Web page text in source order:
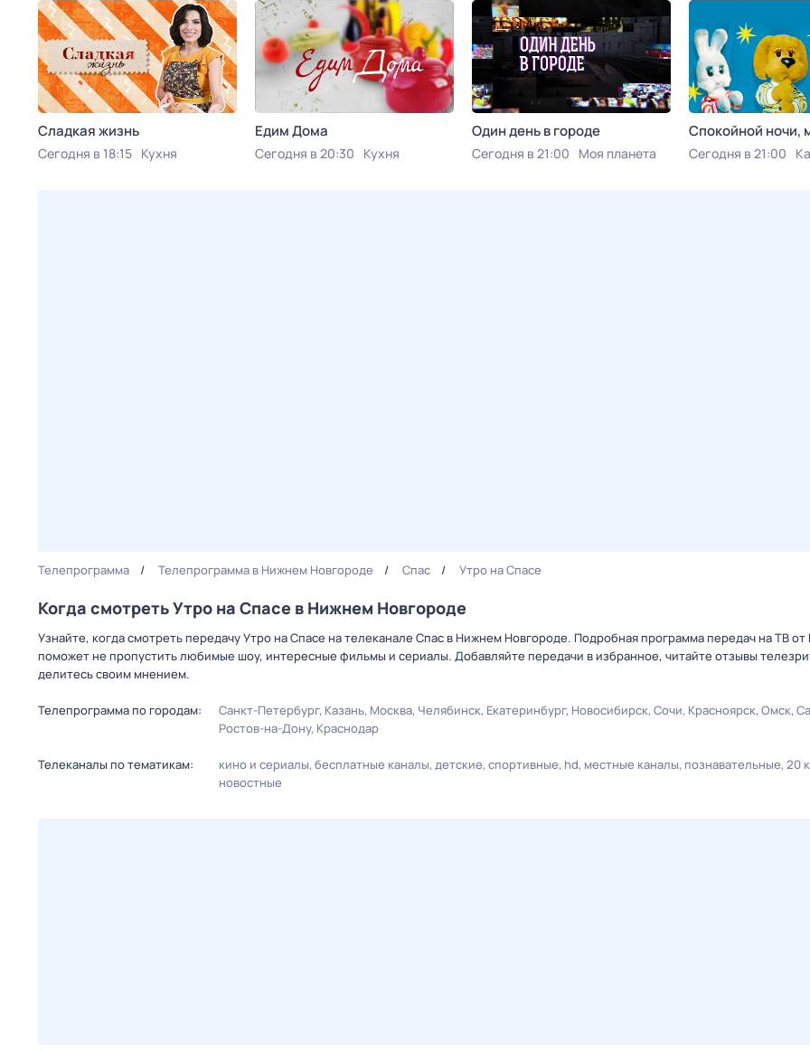
Сладкая жизнь
Сегодня в 18:15 Кухня
Едим Дома
Сегодня в 20:30 Кухня
Один день в городе
Сегодня в 21:00 Моя планета
Спокойной ночи,
Сегодня в 21:00
Телепрограмма Телепрограмма в Нижнем Новгороде Спас Утро на Спасе
Когда смотреть Утро на Спасе в Нижнем Новгороде
Узнайте, когда смотреть передачу Утро на Спасе на телеканале Спас в Нижнем Новгороде. Подробная программа передач на ТВ
поможет не пропустить любимые шоу, интересные фильмы и сериалы. Добавляйте передачи в избранное, читайте отзывы
делитесь своим мнением.
Телепрограмма по городам: Санкт-Петербург Казань Москва Челябинск Екатеринбург Новосибирск Сочи Красноярск Омск
Ростов-на-Дону Краснодар
Телеканалы по тематикам: кино и сериалы бесплатные каналы детские спортивные hd местные каналы познавательные 20
новостные